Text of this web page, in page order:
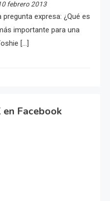
febrero 2013
pregunta expresa: ¿Qué es
importante para una
[…]
Facebook